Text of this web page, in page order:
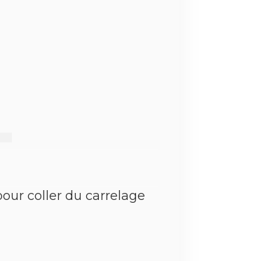
coller du carrelage